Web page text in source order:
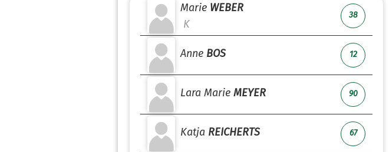
Marie WEBER
K
38
Anne BOS 12
Lara Marie MEYER 90
Katja REICHERTS 67